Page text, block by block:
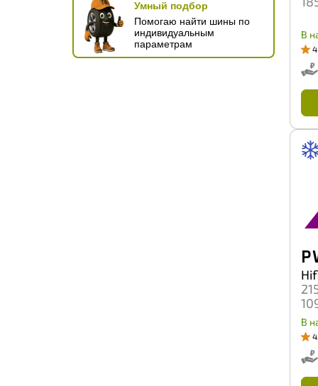
Pace
Petlas
Petroshina
Pirelli
Умный подбор
Помогаю найти шины по
индивидуальным
параметрам
В
4
P
В